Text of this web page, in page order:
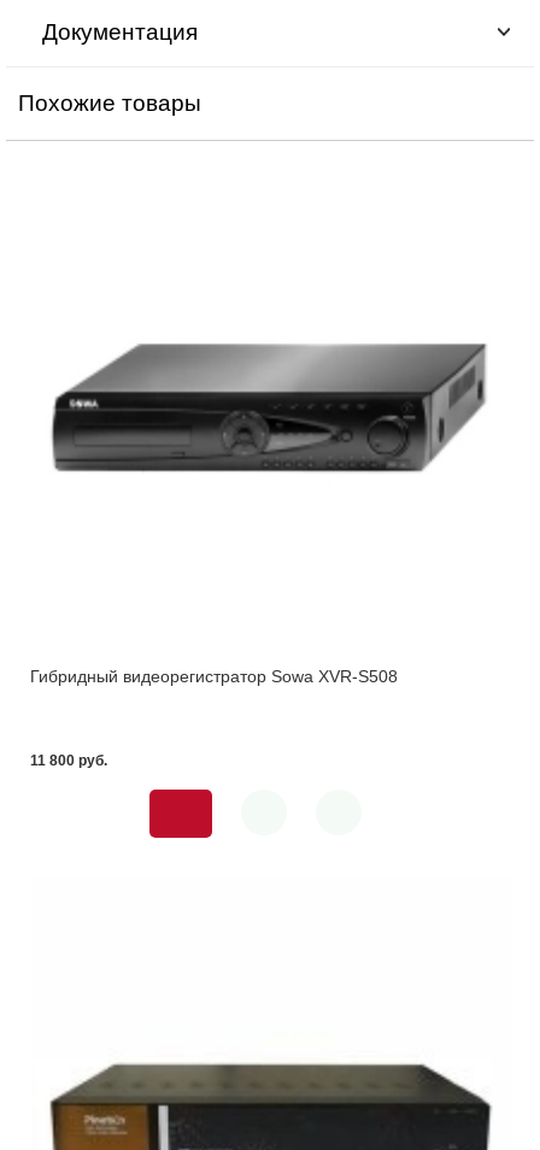
Документация
Похожие товары
Гибридный видеорегистратор Sowa XVR-S508
11 800 pуб.